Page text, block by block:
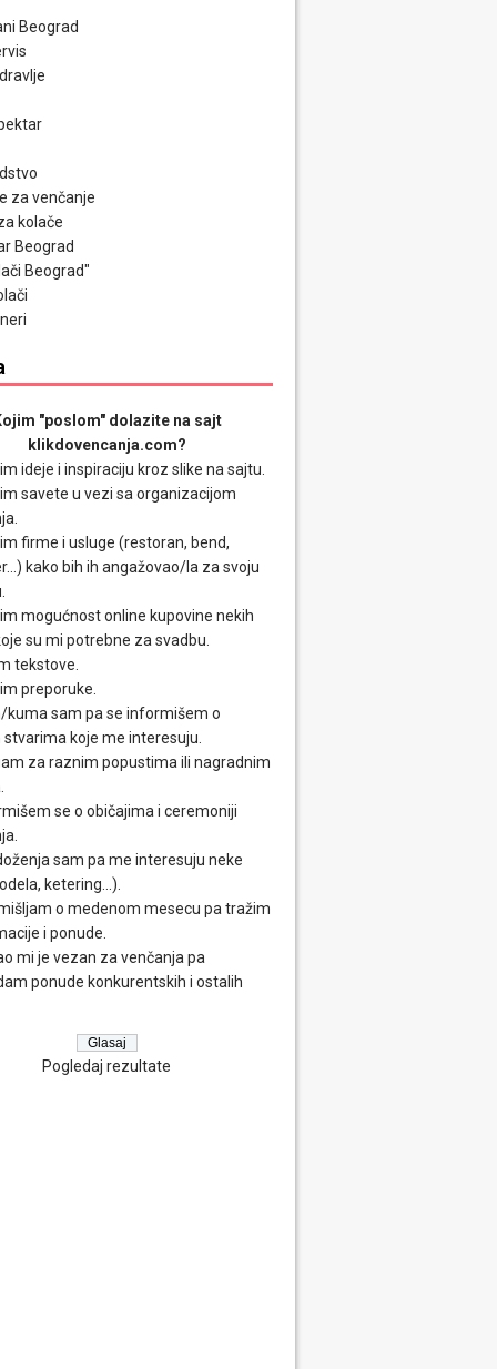
Beograd
za venčanje
kolače
Beograd
Beograd"
"poslom" dolazite na sajt
klikdovencanja.com?
ideje i inspiraciju kroz slike na sajtu.
savete u vezi sa organizacijom
firme i usluge (restoran, bend,
kako bih ih angažovao/la za svoju
mogućnost online kupovine nekih
su mi potrebne za svadbu.
tekstove.
preporuke.
kuma sam pa se informišem o
koje me interesuju.
za raznim popustima ili nagradnim
se o običajima i ceremoniji
sam pa me interesuju neke
ketering...).
o medenom mesecu pa tražim
i ponude.
mi je vezan za venčanja pa
ponude konkurentskih i ostalih
Pogledaj rezultate